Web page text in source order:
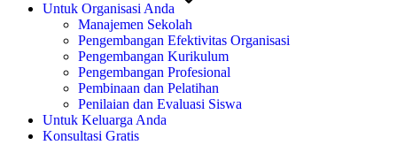
Untuk Organisasi Anda
Manajemen Sekolah
Pengembangan Efektivitas Organisasi
Pengembangan Kurikulum
Pengembangan Profesional
Pembinaan dan Pelatihan
Penilaian dan Evaluasi Siswa
Untuk Keluarga Anda
Konsultasi Gratis